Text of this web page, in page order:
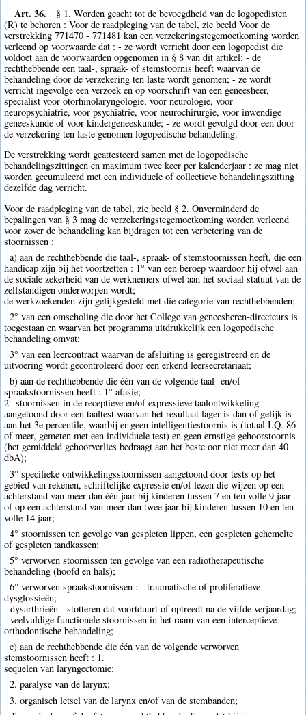
Art. 36.
§ 1. Worden geacht tot de bevoegdheid van de logopedisten
(R) te behoren : Voor de raadpleging van de tabel, zie beeld Voor de
verstrekking 771470 - 771481 kan een verzekeringstegemoetkoming worden
verleend op voorwaarde dat : - ze wordt verricht door een logopedist die
voldoet aan de voorwaarden opgenomen in § 8 van dit artikel; - de
rechthebbende een taal-, spraak- of stemstoornis heeft waarvan de
behandeling door de verzekering ten laste wordt genomen; - ze wordt
verricht ingevolge een verzoek en op voorschrift van een geneesheer,
specialist voor otorhinolaryngologie, voor neurologie, voor
neuropsychiatrie, voor psychiatrie, voor neurochirurgie, voor inwendige
geneeskunde of voor kindergeneeskunde; - ze wordt gevolgd door een door
de verzekering ten laste genomen logopedische behandeling.
De verstrekking wordt geattesteerd samen met de logopedische
behandelingszittingen en maximum twee keer per kalenderjaar : ze mag niet
worden gecumuleerd met een individuele of collectieve behandelingszitting
dezelfde dag verricht.
Voor de raadpleging van de tabel, zie beeld § 2. Onverminderd de
bepalingen van § 3 mag de verzekeringstegemoetkoming worden verleend
voor zover de behandeling kan bijdragen tot een verbetering van de
stoornissen :
a) aan de rechthebbende die taal-, spraak- of stemstoornissen heeft, die een
handicap zijn bij het voortzetten : 1° van een beroep waardoor hij ofwel aan
de sociale zekerheid van de werknemers ofwel aan het sociaal statuut van de
zelfstandigen onderworpen wordt;
de werkzoekenden zijn gelijkgesteld met die categorie van rechthebbenden;
2° van een omscholing die door het College van geneesheren-directeurs is
toegestaan en waarvan het programma uitdrukkelijk een logopedische
behandeling omvat;
3° van een leercontract waarvan de afsluiting is geregistreerd en de
uitvoering wordt gecontroleerd door een erkend leersecretariaat;
b) aan de rechthebbende die één van de volgende taal- en/of
spraakstoornissen heeft : 1° afasie;
2° stoornissen in de receptieve en/of expressieve taalontwikkeling
aangetoond door een taaltest waarvan het resultaat lager is dan of gelijk is
aan het 3e percentile, waarbij er geen intelligentiestoornis is (totaal I.Q. 86
of meer, gemeten met een individuele test) en geen ernstige gehoorstoornis
(het gemiddeld gehoorverlies bedraagt aan het beste oor niet meer dan 40
dbA);
3° specifieke ontwikkelingsstoornissen aangetoond door tests op het
gebied van rekenen, schriftelijke expressie en/of lezen die wijzen op een
achterstand van meer dan één jaar bij kinderen tussen 7 en ten volle 9 jaar
of op een achterstand van meer dan twee jaar bij kinderen tussen 10 en ten
volle 14 jaar;
4° stoornissen ten gevolge van gespleten lippen, een gespleten gehemelte
of gespleten tandkassen;
5° verworven stoornissen ten gevolge van een radiotherapeutische
behandeling (hoofd en hals);
6° verworven spraakstoornissen : - traumatische of proliferatieve
dysglossieën;
- dysarthrieën - stotteren dat voortduurt of optreedt na de vijfde verjaardag;
- veelvuldige functionele stoornissen in het raam van een interceptieve
orthodontische behandeling;
c) aan de rechthebbende die één van de volgende verworven
stemstoornissen heeft : 1.
sequelen van laryngectomie;
2. paralyse van de larynx;
3. organisch letsel van de larynx en/of van de stembanden;